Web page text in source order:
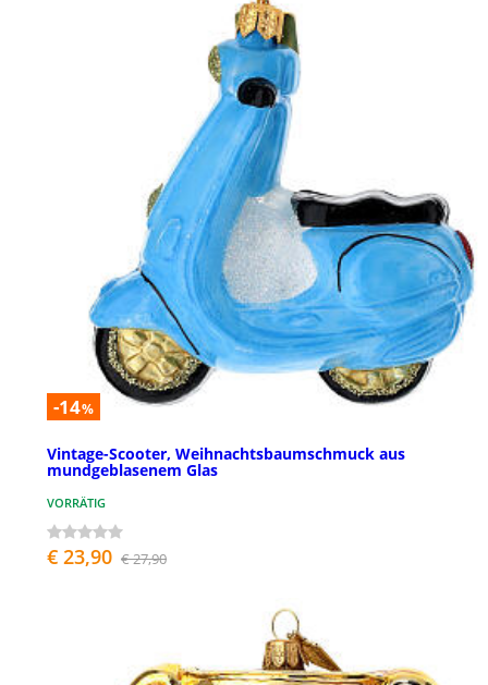
-14%
Vintage-Scooter, Weihnachtsbaumschmuck aus
mundgeblasenem Glas
VORRÄTIG
€ 23,90 € 27,90